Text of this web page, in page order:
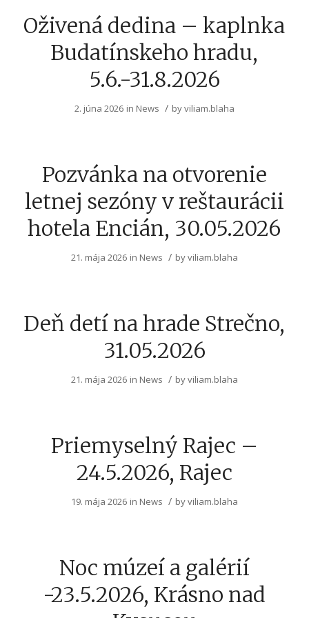
Oživená dedina – kaplnka
Budatínskeho hradu,
5.6.-31.8.2026
2. júna 2026 in News / byviliam.blaha
Pozvánka na otvorenie
letnej sezóny v reštaurácii
hotela Encián, 30.05.2026
21. mája 2026 in News / byviliam.blaha
Deň detí na hrade Strečno,
31.05.2026
21. mája 2026 in News / byviliam.blaha
Priemyselný Rajec –
24.5.2026, Rajec
19. mája 2026 in News / byviliam.blaha
Noc múzeí a galérií
-23.5.2026, Krásno nad